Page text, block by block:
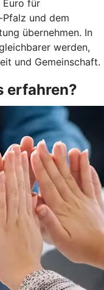
Euro für
und dem
übernehmen. In
werden,
und Gemeinschaft.
erfahren?